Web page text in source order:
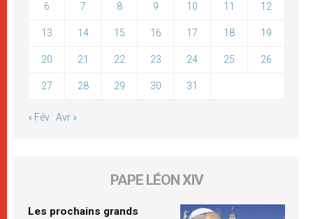
6 7 8 9 10 11 12
13 14 15 16 17 18 19
20 21 22 23 24 25 26
27 28 29 30 31
« Fév Avr »
PAPE LÉON XIV
Les prochains grands